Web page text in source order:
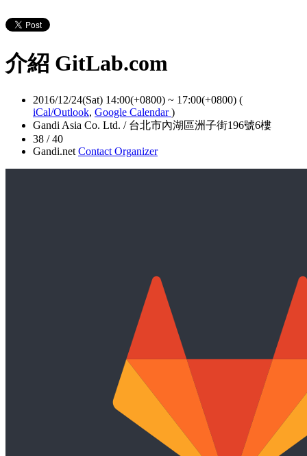
介紹 GitLab.com
2016/12/24(Sat) 14:00(+0800) ~ 17:00(+0800) (
iCal/Outlook, Google Calendar)
Gandi Asia Co. Ltd. / 台北市內湖區洲子街196號6樓
38 / 40
Gandi.net Contact Organizer